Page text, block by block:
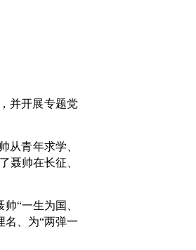
并开展专题党
从青年求学、
聂帅在长征、
“一生为国、
名、为“两弹一